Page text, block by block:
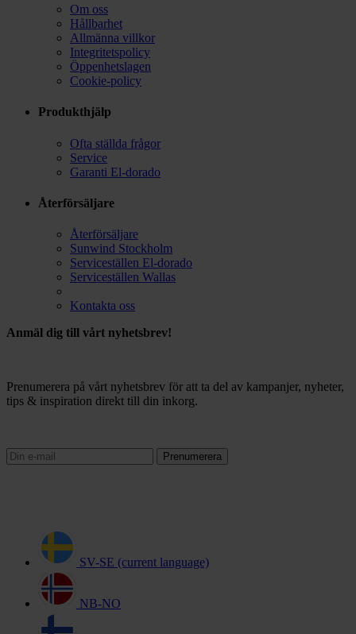
Om oss
Hållbarhet
Allmänna villkor
Integritetspolicy
Öppenhetslagen
Cookie-policy
Produkthjälp
Ofta ställda frågor
Service
Garanti El-dorado
Återförsäljare
Återförsäljare
Sunwind Stockholm
Serviceställen El-dorado
Serviceställen Wallas
Kontakta oss
Anmäl dig till vårt nyhetsbrev!
Prenumerera på vårt nyhetsbrev för att ta del av kampanjer, nyheter,
tips & inspiration direkt till din inkorg.
Prenumerera
SV-SE (current language)
NB-NO